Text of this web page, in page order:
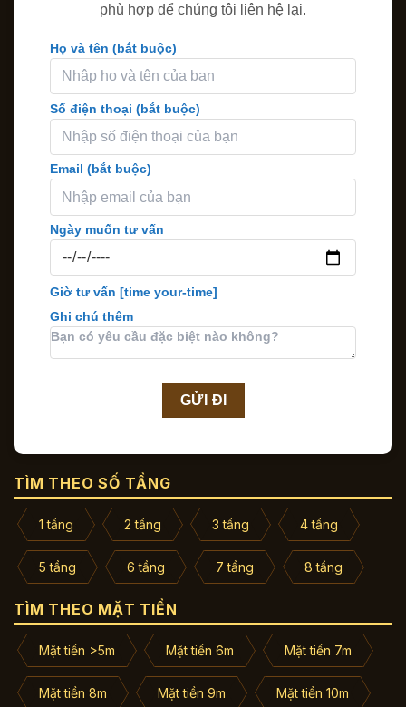
phù hợp để chúng tôi liên hệ lại.
Họ và tên (bắt buộc)
Số điện thoại (bắt buộc)
Email (bắt buộc)
Ngày muốn tư vấn
Giờ tư vấn [time your-time]
Ghi chú thêm
TÌM THEO SỐ TẦNG
1 tầng 2 tầng 3 tầng 4 tầng
5 tầng 6 tầng 7 tầng 8 tầng
TÌM THEO MẶT TIỀN
Mặt tiền >5m Mặt tiền 6m Mặt tiền 7m
Mặt tiền 8m Mặt tiền 9m Mặt tiền 10m